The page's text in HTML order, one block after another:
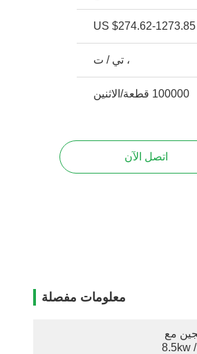
US $274.62-1273.85
، تي / ت
100000 قطعة/الاثنين
اتصل الآن
معلومات مفصلة
MPPTs مزدوجة و 8.5kw /